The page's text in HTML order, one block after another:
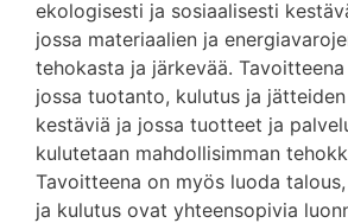
ekologisesti ja sosiaalisesti
jossa materiaalien ja
tehokasta ja järkevää.
jossa tuotanto, kulutus ja
kestäviä ja jossa tuotteet ja
kulutetaan mahdollisimman
Tavoitteena on myös luoda
ja kulutus ovat yhteensopivia